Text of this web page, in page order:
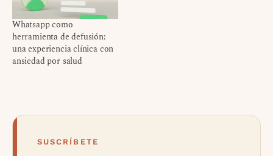
Whatsapp como
herramienta de defusión:
una experiencia clínica con
ansiedad por salud
SUSCRÍBETE